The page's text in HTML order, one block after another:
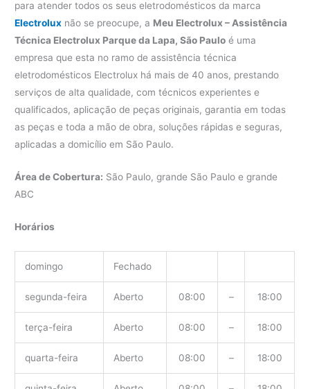
para atender todos os seus eletrodomésticos da marca
Electrolux não se preocupe, a Meu Electrolux – Assistência
Técnica Electrolux Parque da Lapa, São Paulo é uma
empresa que esta no ramo de assistência técnica
eletrodomésticos Electrolux há mais de 40 anos, prestando
serviços de alta qualidade, com técnicos experientes e
qualificados, aplicação de peças originais, garantia em todas
as peças e toda a mão de obra, soluções rápidas e seguras,
aplicadas a domicílio em São Paulo.
Área de Cobertura: São Paulo, grande São Paulo e grande
ABC
Horários
domingo Fechado
segunda-feira Aberto 08:00 – 18:00
terça-feira Aberto 08:00 – 18:00
quarta-feira Aberto 08:00 – 18:00